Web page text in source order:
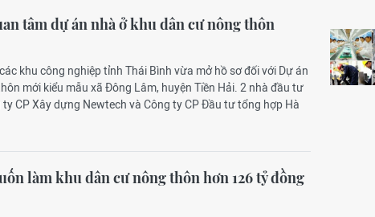
tâm dự án nhà ở khu dân cư nông thôn
khu công nghiệp tỉnh Thái Bình vừa mở hồ sơ đối với Dự án
mới kiểu mẫu xã Đông Lâm, huyện Tiền Hải. 2 nhà đầu tư
CP Xây dựng Newtech và Công ty CP Đầu tư tổng hợp Hà
làm khu dân cư nông thôn hơn 126 tỷ đồng